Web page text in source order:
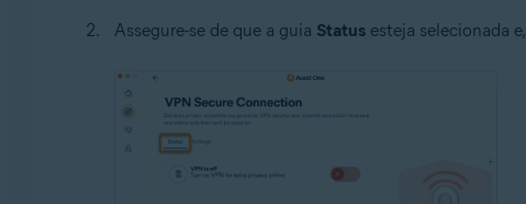
Assegure-se de que a guia Statusesteja selecionada